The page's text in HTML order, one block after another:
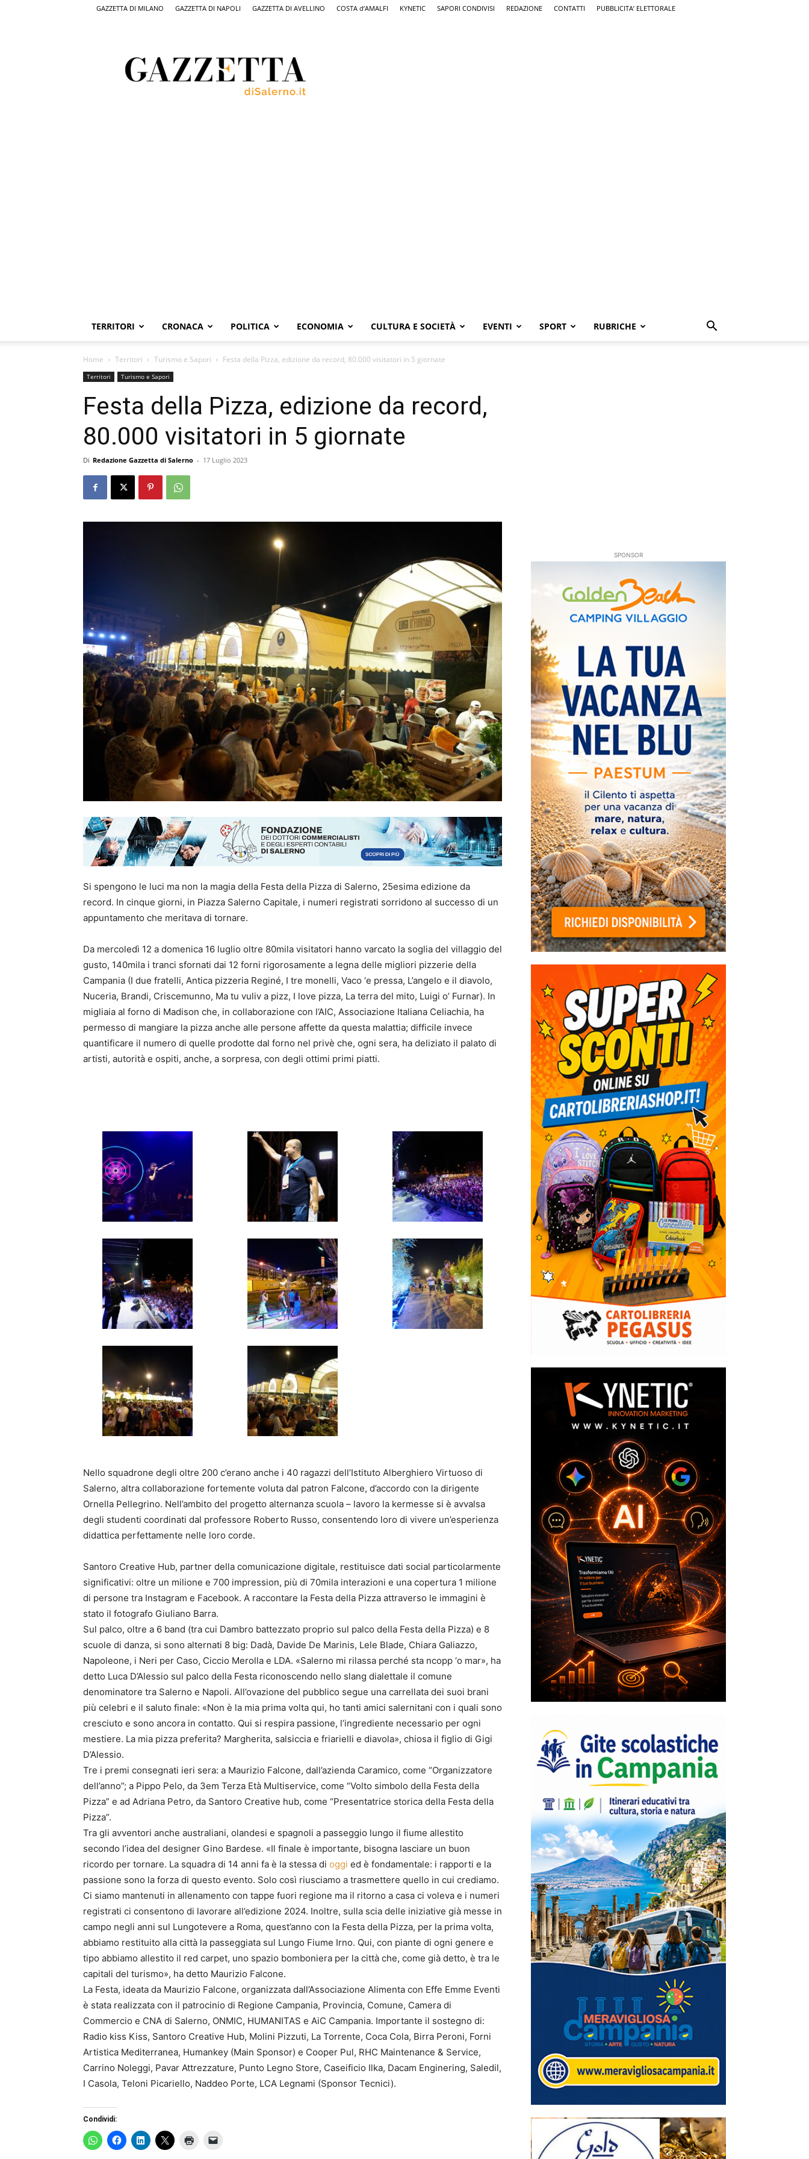
GAZZETTA DI MILANO GAZZETTA DI NAPOLI GAZZETTA DI AVELLINO COSTA d’AMALFI KYNETIC SAPORI CONDIVISI REDAZIONE CONTATTI PUBBLICITA’ ELETTORALE
Salerno,
il
quotidiano
TERRITORI CRONACA POLITICA ECONOMIA CULTURA E SOCIETÀ EVENTI SPORT RUBRICHE
Home Territori Turismo e Sapori Festa della Pizza, edizione da record, 80.000 visitatori in 5 giornate
Territori Turismo e Sapori
Festa della Pizza, edizione da record,
80.000 visitatori in 5 giornate
Di Redazione Gazzetta di Salerno - 17 Luglio 2023
Si spengono le luci ma non la magia della Festa della Pizza di Salerno, 25esima edizione da
record. In cinque giorni, in Piazza Salerno Capitale, i numeri registrati sorridono al successo di un
appuntamento che meritava di tornare.
Da mercoledì 12 a domenica 16 luglio oltre 80mila visitatori hanno varcato la soglia del villaggio del
gusto, 140mila i tranci sfornati dai 12 forni rigorosamente a legna delle migliori pizzerie della
Campania (I due fratelli, Antica pizzeria Reginé, I tre monelli, Vaco ‘e pressa, L’angelo e il diavolo,
Nuceria, Brandi, Criscemunno, Ma tu vuliv a pizz, I love pizza, La terra del mito, Luigi o’ Furnar). In
migliaia al forno di Madison che, in collaborazione con l’AIC, Associazione Italiana Celiachia, ha
permesso di mangiare la pizza anche alle persone affette da questa malattia; difficile invece
quantificare il numero di quelle prodotte dal forno nel privè che, ogni sera, ha deliziato il palato di
artisti, autorità e ospiti, anche, a sorpresa, con degli ottimi primi piatti.
Nello squadrone degli oltre 200 c’erano anche i 40 ragazzi dell’Istituto Alberghiero Virtuoso di
Salerno, altra collaborazione fortemente voluta dal patron Falcone, d’accordo con la dirigente
Ornella Pellegrino. Nell’ambito del progetto alternanza scuola – lavoro la kermesse si è avvalsa
degli studenti coordinati dal professore Roberto Russo, consentendo loro di vivere un’esperienza
didattica perfettamente nelle loro corde.
Santoro Creative Hub, partner della comunicazione digitale, restituisce dati social particolarmente
significativi: oltre un milione e 700 impression, più di 70mila interazioni e una copertura 1 milione
di persone tra Instagram e Facebook. A raccontare la Festa della Pizza attraverso le immagini è
stato il fotografo Giuliano Barra.
Sul palco, oltre a 6 band (tra cui Dambro battezzato proprio sul palco della Festa della Pizza) e 8
scuole di danza, si sono alternati 8 big: Dadà, Davide De Marinis, Lele Blade, Chiara Galiazzo,
Napoleone, i Neri per Caso, Ciccio Merolla e LDA. «Salerno mi rilassa perché sta ncopp ‘o mar», ha
detto Luca D’Alessio sul palco della Festa riconoscendo nello slang dialettale il comune
denominatore tra Salerno e Napoli. All’ovazione del pubblico segue una carrellata dei suoi brani
più celebri e il saluto finale: «Non è la mia prima volta qui, ho tanti amici salernitani con i quali sono
cresciuto e sono ancora in contatto. Qui si respira passione, l’ingrediente necessario per ogni
mestiere. La mia pizza preferita? Margherita, salsiccia e friarielli e diavola», chiosa il figlio di Gigi
D’Alessio.
Tre i premi consegnati ieri sera: a Maurizio Falcone, dall’azienda Caramico, come “Organizzatore
dell’anno”; a Pippo Pelo, da 3em Terza Età Multiservice, come “Volto simbolo della Festa della
Pizza” e ad Adriana Petro, da Santoro Creative hub, come “Presentatrice storica della Festa della
Pizza”.
Tra gli avventori anche australiani, olandesi e spagnoli a passeggio lungo il fiume allestito
secondo l’idea del designer Gino Bardese. «Il finale è importante, bisogna lasciare un buon
ricordo per tornare. La squadra di 14 anni fa è la stessa di oggi ed è fondamentale: i rapporti e la
passione sono la forza di questo evento. Solo così riusciamo a trasmettere quello in cui crediamo.
Ci siamo mantenuti in allenamento con tappe fuori regione ma il ritorno a casa ci voleva e i numeri
registrati ci consentono di lavorare all’edizione 2024. Inoltre, sulla scia delle iniziative già messe in
campo negli anni sul Lungotevere a Roma, quest’anno con la Festa della Pizza, per la prima volta,
abbiamo restituito alla città la passeggiata sul Lungo Fiume Irno. Qui, con piante di ogni genere e
tipo abbiamo allestito il red carpet, uno spazio bomboniera per la città che, come già detto, è tra le
capitali del turismo», ha detto Maurizio Falcone.
La Festa, ideata da Maurizio Falcone, organizzata dall’Associazione Alimenta con Effe Emme Eventi
è stata realizzata con il patrocinio di Regione Campania, Provincia, Comune, Camera di
Commercio e CNA di Salerno, ONMIC, HUMANITAS e AiC Campania. Importante il sostegno di:
Radio kiss Kiss, Santoro Creative Hub, Molini Pizzuti, La Torrente, Coca Cola, Birra Peroni, Forni
Artistica Mediterranea, Humankey (Main Sponsor) e Cooper Pul, RHC Maintenance & Service,
Carrino Noleggi, Pavar Attrezzature, Punto Legno Store, Caseificio Ilka, Dacam Enginering, Saledil,
I Casola, Teloni Picariello, Naddeo Porte, LCA Legnami (Sponsor Tecnici).
Condividi:
SPONSOR